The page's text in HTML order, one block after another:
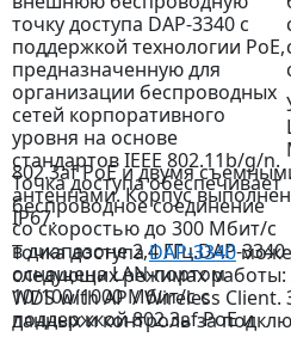
802.3af PoE и двумя
антеннами. Корпус
IP67.
Точка доступаDAP-3340
следующих режимах работы:
WDS with AP / Wireless
данных и контроль за